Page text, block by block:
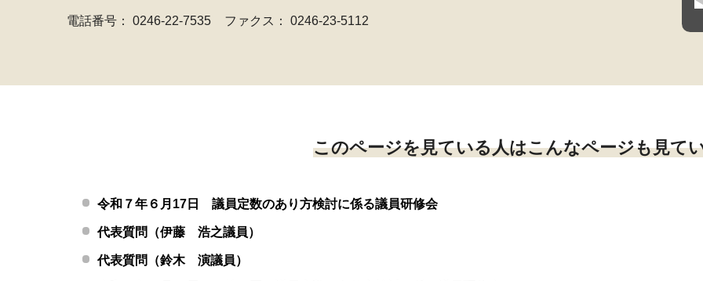
電話番号： 0246-22-7535 ファクス： 0246-23-5112
このページを見ている人はこんなページも見て
令和７年６月17日 議員定数のあり方検討に係る議員研修会
代表質問（伊藤 浩之議員）
代表質問（鈴木 演議員）